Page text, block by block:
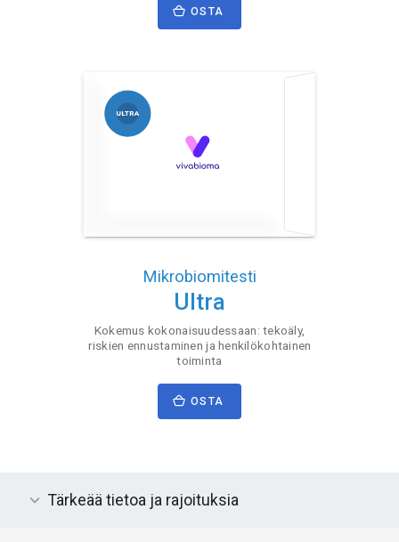
OSTA
Mikrobiomitesti
Ultra
Kokemus kokonaisuudessaan: tekoäly,
riskien ennustaminen ja henkilökohtainen
toiminta
OSTA
Tärkeää tietoa ja rajoituksia